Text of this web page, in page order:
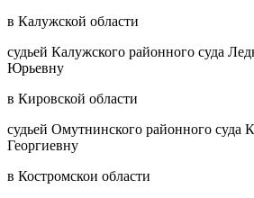
в Калужской области
судьей Калужского районного суда
Юрьевну
в Кировской области
судьей Омутнинского районного суда
Георгиевну
в Костромскои области